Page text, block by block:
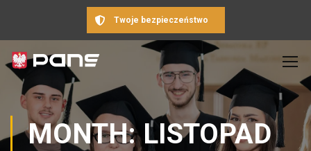
Twoje bezpieczeństwo
MONTH: LISTOPAD